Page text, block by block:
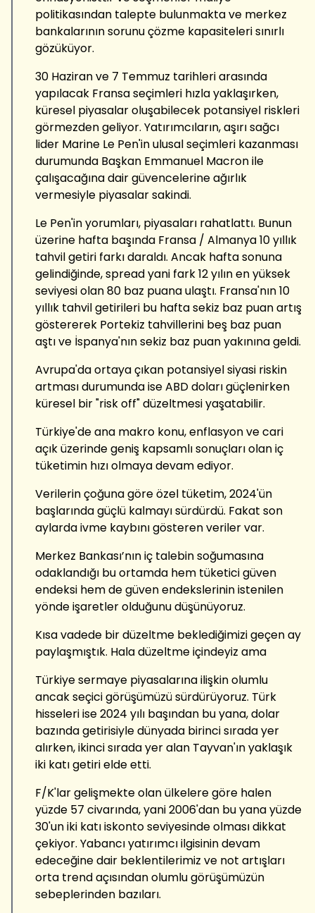
politikasından talepte bulunmakta ve merkez
bankalarının sorunu çözme kapasiteleri sınırlı
gözüküyor.
30 Haziran ve 7 Temmuz tarihleri arasında
yapılacak Fransa seçimleri hızla yaklaşırken,
küresel piyasalar oluşabilecek potansiyel riskleri
görmezden geliyor. Yatırımcıların, aşırı sağcı
lider Marine Le Pen'in ulusal seçimleri kazanması
durumunda Başkan Emmanuel Macron ile
çalışacağına dair güvencelerine ağırlık
vermesiyle piyasalar sakindi.
Le Pen'in yorumları, piyasaları rahatlattı. Bunun
üzerine hafta başında Fransa / Almanya 10 yıllık
tahvil getiri farkı daraldı. Ancak hafta sonuna
gelindiğinde, spread yani fark 12 yılın en yüksek
seviyesi olan 80 baz puana ulaştı. Fransa'nın 10
yıllık tahvil getirileri bu hafta sekiz baz puan artış
göstererek Portekiz tahvillerini beş baz puan
aştı ve İspanya'nın sekiz baz puan yakınına geldi.
Avrupa'da ortaya çıkan potansiyel siyasi riskin
artması durumunda ise ABD doları güçlenirken
küresel bir "risk off" düzeltmesi yaşatabilir.
Türkiye'de ana makro konu, enflasyon ve cari
açık üzerinde geniş kapsamlı sonuçları olan iç
tüketimin hızı olmaya devam ediyor.
Verilerin çoğuna göre özel tüketim, 2024'ün
başlarında güçlü kalmayı sürdürdü. Fakat son
aylarda ivme kaybını gösteren veriler var.
Merkez Bankası’nın iç talebin soğumasına
odaklandığı bu ortamda hem tüketici güven
endeksi hem de güven endekslerinin istenilen
yönde işaretler olduğunu düşünüyoruz.
Kısa vadede bir düzeltme beklediğimizi geçen ay
paylaşmıştık. Hala düzeltme içindeyiz ama
Türkiye sermaye piyasalarına ilişkin olumlu
ancak seçici görüşümüzü sürdürüyoruz. Türk
hisseleri ise 2024 yılı başından bu yana, dolar
bazında getirisiyle dünyada birinci sırada yer
alırken, ikinci sırada yer alan Tayvan'ın yaklaşık
iki katı getiri elde etti.
F/K'lar gelişmekte olan ülkelere göre halen
yüzde 57 civarında, yani 2006'dan bu yana yüzde
30'un iki katı iskonto seviyesinde olması dikkat
çekiyor. Yabancı yatırımcı ilgisinin devam
edeceğine dair beklentilerimiz ve not artışları
orta trend açısından olumlu görüşümüzün
sebeplerinden bazıları.